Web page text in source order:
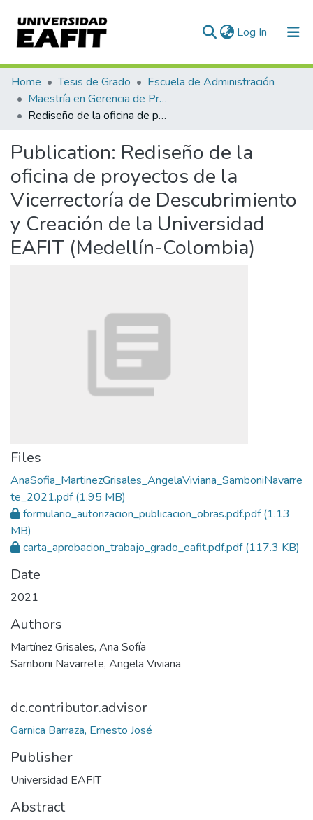
Log In (current)
Communities & Collections
All of DSpace
Home Tesis de Grado
Escuela de Administración
Maestría en Gerencia de Proyectos (Tesis)
Rediseño de la oficina de proyectos de la Vicerrectoría de Descubrimiento y Creación de la Universidad EAFIT (Medellín-Colombia)
Publication: Rediseño de la
oficina de proyectos de la
Vicerrectoría de Descubrimiento
y Creación de la Universidad
EAFIT (Medellín-Colombia)
Files
AnaSofia_MartinezGrisales_AngelaViviana_SamboniNavarre
te_2021.pdf(1.95 MB)
formulario_autorizacion_publicacion_obras.pdf.pdf(1.13
MB)
carta_aprobacion_trabajo_grado_eafit.pdf.pdf(117.3 KB)
Date
2021
Authors
Martínez Grisales, Ana Sofía
Samboni Navarrete, Angela Viviana
dc.contributor.advisor
Garnica Barraza, Ernesto José
Publisher
Universidad EAFIT
Abstract